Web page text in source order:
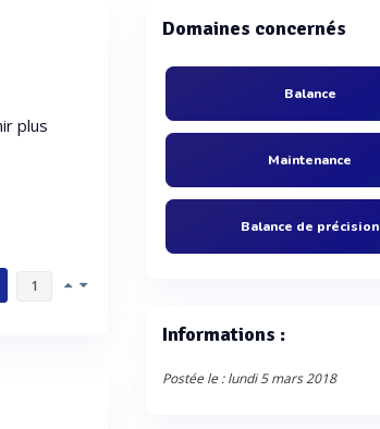
plus
1
Domaines concernés
Balance
Maintenance
Balance de précision
Informations :
Postée le : lundi 5 mars 2018